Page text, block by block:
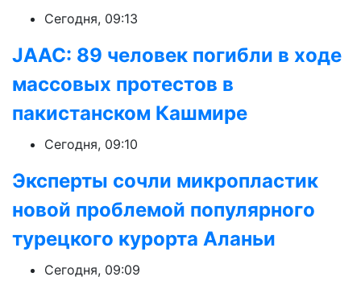
Сегодня, 09:13
JAAC: 89 человек погибли в ходе
массовых протестов в
пакистанском Кашмире
Сегодня, 09:10
Эксперты сочли микропластик
новой проблемой популярного
турецкого курорта Аланьи
Сегодня, 09:09